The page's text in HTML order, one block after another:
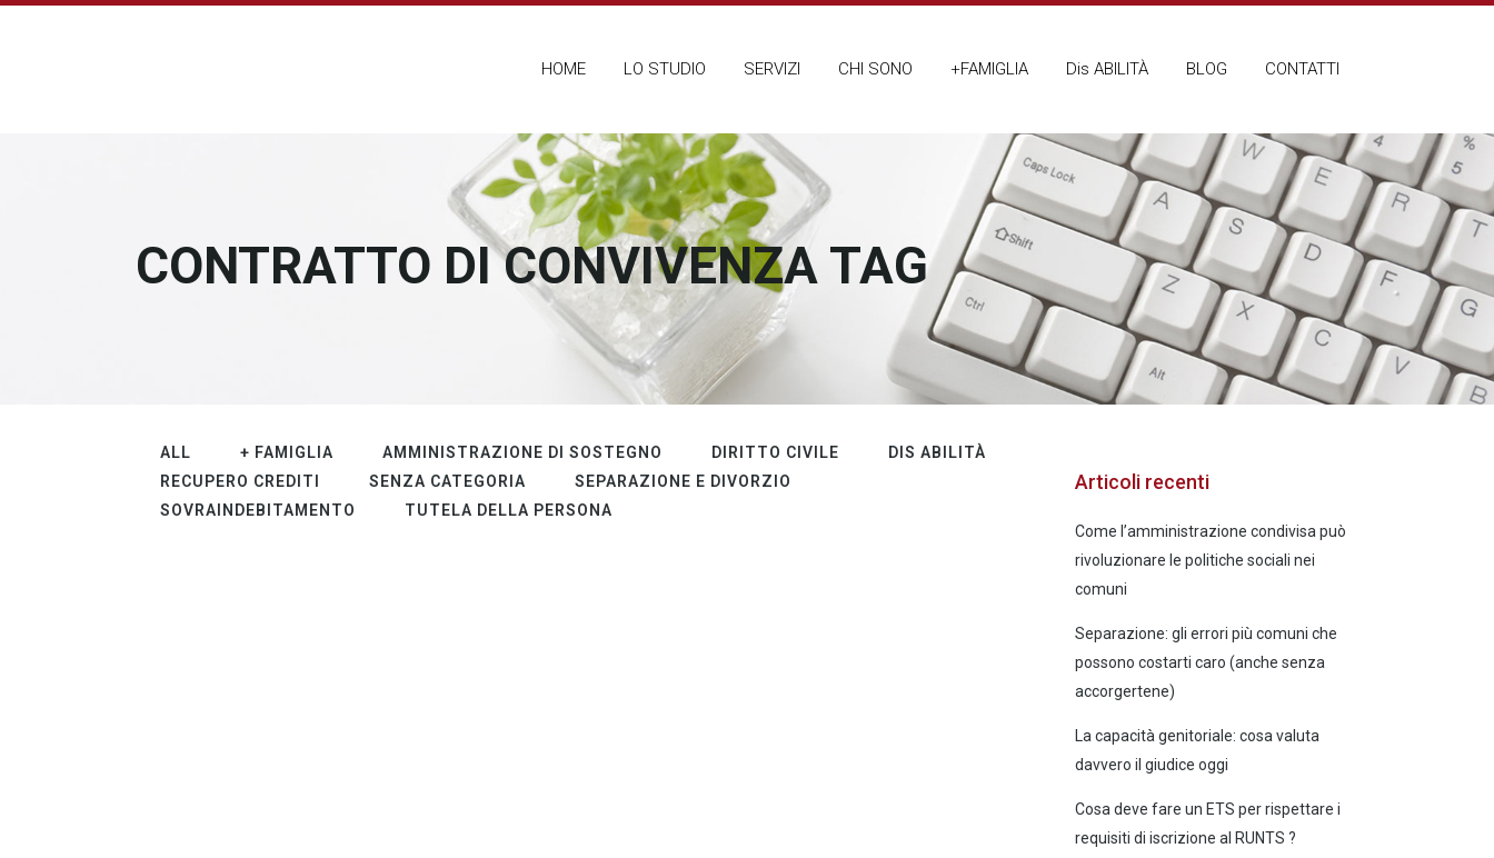
HOME LO STUDIO SERVIZI CHI SONO +FAMIGLIA Dis ABILITÀ BLOG CONTATTI
CONTRATTO DI CONVIVENZA TAG
ALL + FAMIGLIA AMMINISTRAZIONE DI SOSTEGNO DIRITTO CIVILE
DIS ABILITÀ
RECUPERO CREDITI
SENZA CATEGORIA
SEPARAZIONE E DIVORZIO
SOVRAINDEBITAMENTO
TUTELA DELLA PERSONA
Articoli recenti
Come l’amministrazione condivisa può
rivoluzionare le politiche sociali nei
comuni
Separazione: gli errori più comuni che
possono costarti caro (anche senza
accorgertene)
La capacità genitoriale: cosa valuta
davvero il giudice oggi
Cosa deve fare un ETS per rispettare i
requisiti di iscrizione al RUNTS ?